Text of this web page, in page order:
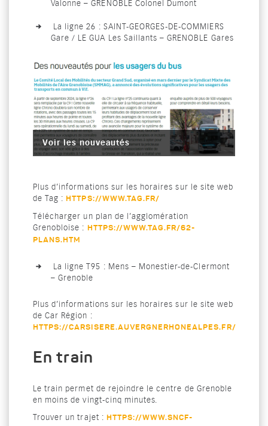
Valonne – GRENOBLE Colonel Dumont
La ligne 26 : SAINT-GEORGES-DE-COMMIERS
Gare / LE GUA Les Saillants – GRENOBLE Gares
Voir les nouveautés
Plus d’informations sur les horaires sur le site web
de Tag :HTTPS://WWW.TAG.FR/
Télécharger un plan de l’agglomération
Grenobloise :
HTTPS://WWW.TAG.FR/62-
PLANS.HTM
La ligne T95 : Mens – Monestier-de-Clermont
– Grenoble
Plus d’informations sur les horaires sur le site web
de Car Région :
HTTPS://CARSISERE.AUVERGNERHONEALPES.FR/
En train
Le train permet de rejoindre le centre de Grenoble
en moins de vingt-cinq minutes.
Trouver un trajet : HTTPS://WWW.SNCF-